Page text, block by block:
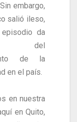
embargo,
salió ileso,
da
del
de la
en el país.
en nuestra
en Quito,